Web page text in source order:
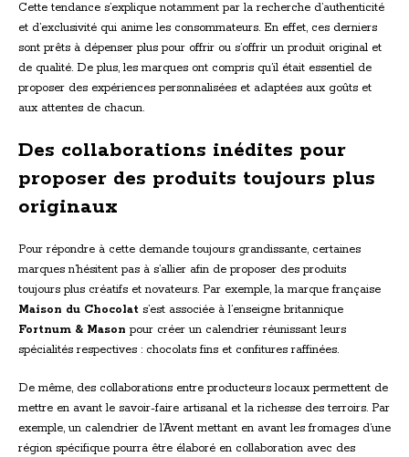
Cette tendance s’explique notamment par la recherche d’authenticité
et d’exclusivité qui anime les consommateurs. En effet, ces derniers
sont prêts à dépenser plus pour offrir ou s’offrir un produit original et
de qualité. De plus, les marques ont compris qu’il était essentiel de
proposer des expériences personnalisées et adaptées aux goûts et
aux attentes de chacun.
Des collaborations inédites pour
proposer des produits toujours plus
originaux
Pour répondre à cette demande toujours grandissante, certaines
marques n’hésitent pas à s’allier afin de proposer des produits
toujours plus créatifs et novateurs. Par exemple, la marque française
Maison du Chocolat s’est associée à l’enseigne britannique
Fortnum & Mason pour créer un calendrier réunissant leurs
spécialités respectives : chocolats fins et confitures raffinées.
De même, des collaborations entre producteurs locaux permettent de
mettre en avant le savoir-faire artisanal et la richesse des terroirs. Par
exemple, un calendrier de l’Avent mettant en avant les fromages d’une
région spécifique pourra être élaboré en collaboration avec des